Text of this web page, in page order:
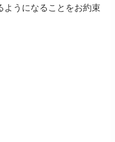
ようになることをお約束